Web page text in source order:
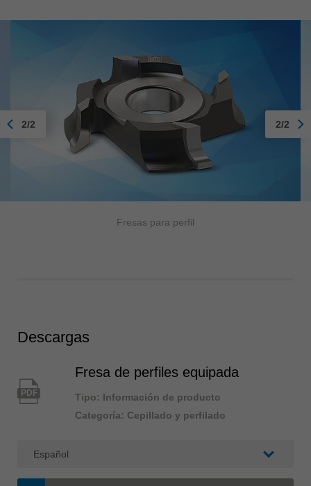
Fresas para perfil
2/2 2/2
Descargas
PDF
Fresa de perfiles equipada
Tipo: Información de producto
Categoría: Cepillado y perfilado